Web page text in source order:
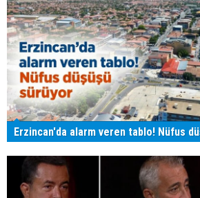
Erzincan'da alarm veren tablo! Nüfus